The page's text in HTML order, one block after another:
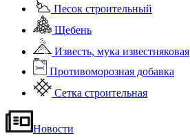
Песок строительный
Щебень
Известь, мука известняковая
Противоморозная добавка
Сетка строительная
Новости